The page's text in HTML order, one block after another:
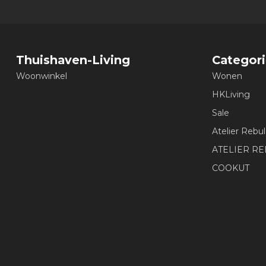
Thuishaven-Living
Woonwinkel
Wonen
HKLiving
Sale
Atelier Rebul
ATELIER
COOKUT